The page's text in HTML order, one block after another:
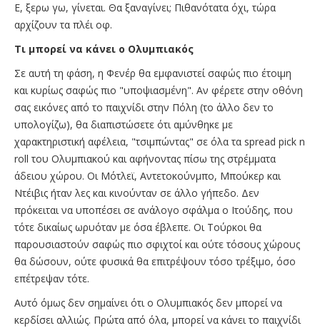
Ε, ξερω γω, γίνεται. Θα ξαναγίνει; Πιθανότατα όχι, τώρα
αρχίζουν τα πλέι οφ.
Τι μπορεί να κάνει ο Ολυμπιακός
Σε αυτή τη φάση, η Φενέρ θα εμφανιστεί σαφώς πιο έτοιμη
και κυρίως σαφώς πιο "υποψιασμένη". Αν φέρετε στην οθόνη
σας εικόνες από το παιχνίδι στην Πόλη (το άλλο δεν το
υπολογίζω), θα διαπιστώσετε ότι αμύνθηκε με
χαρακτηριστική αφέλεια, "τσιμπώντας" σε όλα τα spread pick n
roll του Ολυμπιακού και αφήνοντας πίσω της στρέμματα
άδειου χώρου. Οι Μότλεϊ, Αντετοκούνμπο, Μπούκερ και
Ντέιβις ήταν λες και κινούνταν σε άλλο γήπεδο. Δεν
πρόκειται να υποπέσει σε ανάλογο σφάλμα ο Ιτούδης, που
τότε δικαίως ωρυόταν με όσα έβλεπε. Οι Τούρκοι θα
παρουσιαστούν σαφώς πιο σφιχτοί και ούτε τόσους χώρους
θα δώσουν, ούτε φυσικά θα επιτρέψουν τόσο τρέξιμο, όσο
επέτρεψαν τότε.
Αυτό όμως δεν σημαίνει ότι ο Ολυμπιακός δεν μπορεί να
κερδίσει αλλιώς. Πρώτα από όλα, μπορεί να κάνει το παιχνίδι